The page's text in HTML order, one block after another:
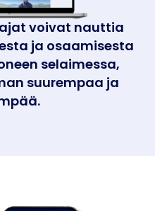
voivat nauttia
ja osaamisesta
selaimessa,
suurempaa ja